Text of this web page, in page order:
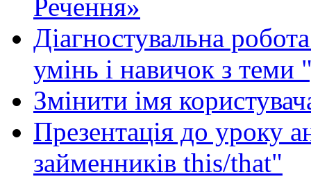
Речення»
Діагностувальна
умінь і навичок з теми
Змінити імя
Презентація до уроку
займенників this/that"